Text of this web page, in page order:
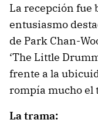
La recepción fue
entusiasmo
de Park Chan-
‘The Little
frente a la
rompía mucho el
La trama: